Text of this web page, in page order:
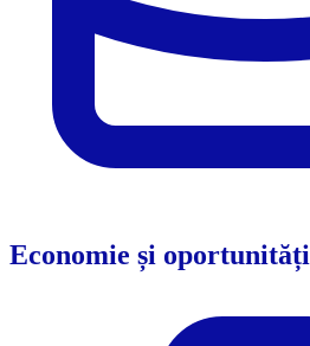
Economie și oportunități